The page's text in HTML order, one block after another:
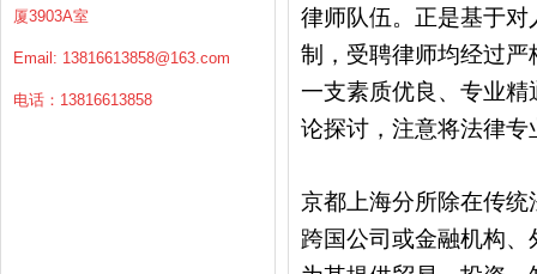
厦3903A室
Email: 13816613858@163.com
电话：13816613858
律师队伍。正是基于
制，受聘律师均经过
一支素质优良、专业
论探讨，注意将法律
京都上海分所除在传
跨国公司或金融机构